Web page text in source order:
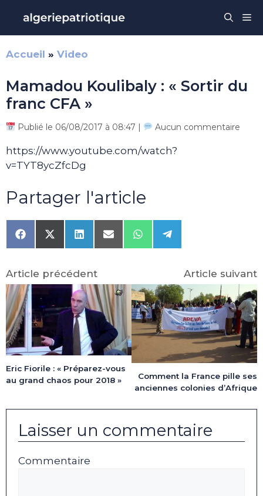
contenu
Accueil » Video
Mamadou Koulibaly : « Sortir du
franc CFA »
Publié le 06/08/2017 à 08:47 | Aucun commentaire
https://www.youtube.com/watch?
v=TYT8ycZfcDg
Partager l'article
Share
on
Share
on
(Twitter)
Share
on
Share
on
Share
on
Share
on
Article précédent
Eric Fiorile : « Préparez-vous
au grand chaos pour 2018 »
Article suivant
Comment la France pille ses
anciennes colonies d’Afrique
Laisser un commentaire
Commentaire